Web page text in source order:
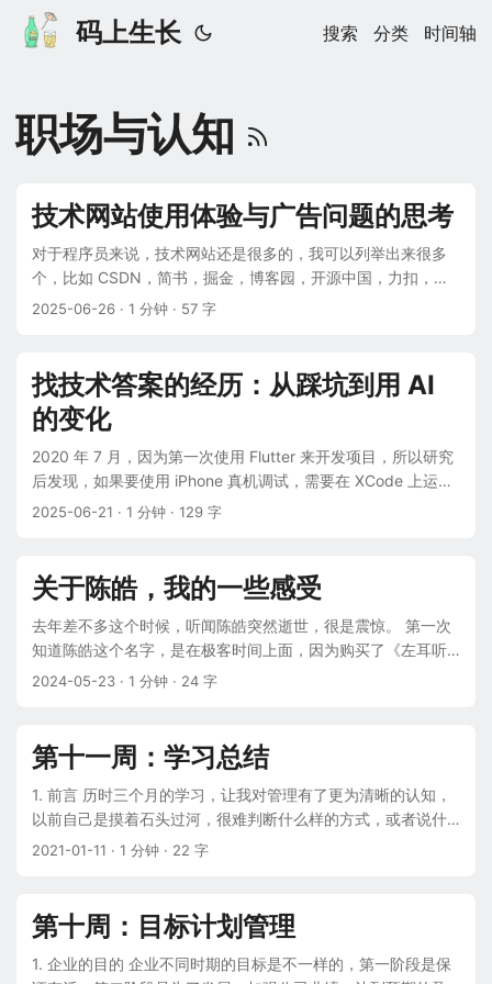
码上生长 搜索 分类 时间轴
职场与认知
技术网站使用体验与广告问题的思考
对于程序员来说，技术网站还是很多的，我可以列举出来很多
个，比如 CSDN，简书，掘金，博客园，开源中国，力扣，
InfoQ、思否等。 早些年我是逛开源中国的，后来，发现了
个广告， 简书出来之后，就转到简书了，继续写一些技术文
章，内容主要是遇到的问题分析、积累的一些解决方案等，但
是，后来简书真的吃相越来越难看了。 满屏的广告不说，文章
最后本来应该就是评论区的，硬是要在这个小地方塞进去了十
几篇推荐的文章，每次看到最后，想看下评论区，都要把窗口
拖下去很久才行。 文章左侧还有一个 APP 二维码，一直闪烁，
我都不清楚简书的产品经理脑袋里装的都是什么，完全没有脑
APP，但是，在实现这个目的过程中，采用了简答粗暴的方
式，真的一点脑子都没有。 再加上文章详情页，右侧推荐的文
章都是那种 “庞太师与我娘亲二三事” 之类的文章，我当时就觉
得受够了，简书死不足惜。 再加上 2017 年饱醉豚无端抹黑程
序员事件，彻底激了众怒了，所以，就转到博客园了。 博客园
没有继续在上面发发技术文章，或者平时逛逛，基本上得很少
用，只能是我自己的选择问题了。 最后，就迁移到极客时间推
出的 InfoQ 网站了，在上面写了几篇技术文章，感觉这个网站
没那么多广告，这点还是很不错的，然后不管是编辑器、个人
主页都很清爽，但说实话人气确实不咋地。而且，很多文章都
不错的，但是，最近感觉掘金的广告也变多了起来，可能是有
KPI 绩效的要求，每次打开，都要顶部撑开一个大位置，用来放
广告，然后再收缩起来，不知道这个动画效果是不是没有处理
2025-06-26 · 1 分钟 · 57 字
找技术答案的经历：从踩坑到用 AI
的变化
2020 年 7 月，因为第一次使用 Flutter 来开发项目，所以研究
后发现，如果要使用 iPhone 真机调试，需要在 XCode 上运
行。但当时苹果手机系统版本是 13.6，而 XCode 是 11.3.1，
of Xcode. An updated version of Xcode may be found on
the App Store or at developer.apple.com. 也就是说，当前
XCode 版本过低，不支持当前手机的版本。然而，App Store
没有 XCode 升级提示，我便以为 XCode 还没有新版本发布。
那么，要解决这个问题，当下就是想办法让其支持 13.6 版本的
已反感，之前攒的积分也花光了，所以没办法下载。 当时我就
想，为什么别人能弄到这个 13.6 真机调试包，总不可能都是自
己做出来的吧。反正我看到 CSDN 上面到处都是，都标着很高
的积分，心里暗自吐槽，这尼玛是不是都你抄我、我抄你的
啊。好多东西无非就是信息差，提前知道了，或者在外网看了
拿别人的东西来唬人，那性质就不是一样的了。 反正很长一段
时间里，我使用百度搜索一些问题的解决方案，不下五六篇都
是一模一样的，我都不知道谁才是原创。或者本来答案就是
2025-06-21 · 1 分钟 · 129 字
关于陈皓，我的一些感受
去年差不多这个时候，听闻陈皓突然逝世，很是震惊。 第一次
知道陈皓这个名字，是在极客时间上面，因为购买了《左耳听
风》课程，所以知道这个人。这个课程基本涵盖了陈皓个人网
面试攻略、高效学习、高效沟通这几块内容，可以说干货满
满，很受启发。并且，每次重温，都会有不同的体会。 当时购
买课程之后，可以加群的，即陈皓发起的ARTS活动，自己也申
请入群，不知道为什么，没有入群成功，也就没太在意。想要
打卡这个活动，又觉得有点难，很怕自己坚持不下来，所以就
务，当时他就在一楼，本来想着去见一面，能请教一下问题，
但是因为是后端相关的会议，加上觉得这样不太合适，所以就
没下去。 没想到过了两个多月他就因为心梗突然过世了，真是
2024-05-23 · 1 分钟 · 24 字
第十一周：学习总结
1. 前言 历时三个月的学习，让我对管理有了更为清晰的认知，
以前自己是摸着石头过河，很难判断什么样的方式，或者说什
么样的思路是正确的，但是，经过这段时间的学习，自己好像
转变 在没有学习之前，我是这样认为的，普通员工只需要做好
自己手头上的工作，比如他是一位开发人员，那么他只需要按
照需求完成开发任务即可，但是管理者不一样，管理者可能也
2021-01-11 · 1 分钟 · 22 字
第十周：目标计划管理
1. 企业的目的 企业不同时期的目标是不一样的，第一阶段是保